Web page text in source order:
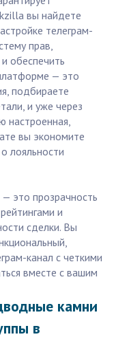
вы найдете
телеграм-
прав,
обеспечить
— это
подбираете
и уже через
настроенная,
вы экономите
лояльности
это прозрачность
и
сделки. Вы
канал с четкими
вместе с вашим
камни
в